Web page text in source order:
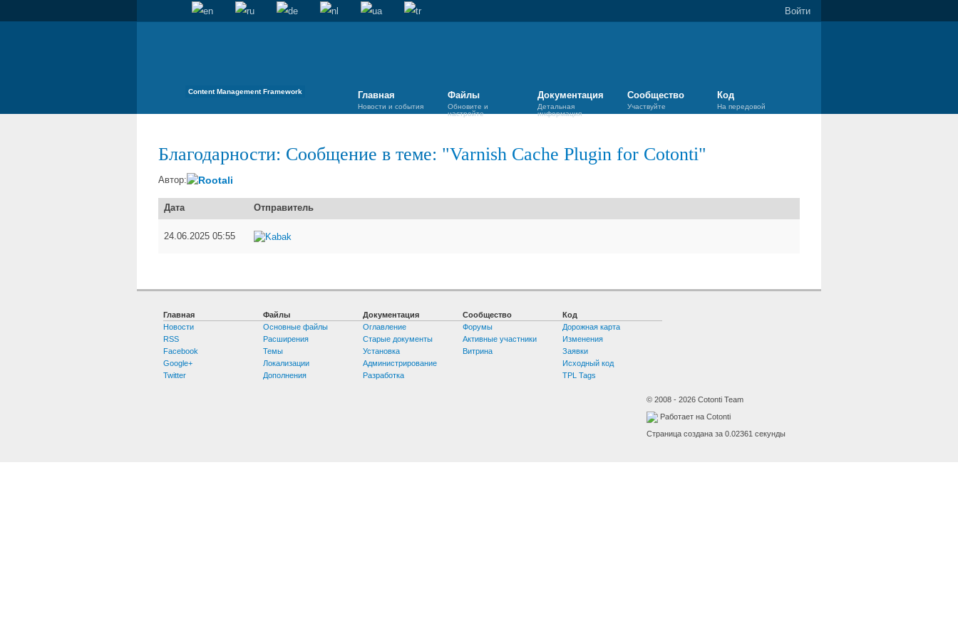
Войти
Content Management Framework Главная
Новости и события
Файлы
Обновите и
настройте
Документация
Детальная
информация
Сообщество
Участвуйте
Код
На передовой
Благодарности: Сообщение в теме: "Varnish Cache Plugin for Cotonti"
Автор: Rootali
Дата Отправитель
24.06.2025 05:55 Kabak
Главная
Новости
RSS
Facebook
Google+
Twitter
Файлы
Основные файлы
Расширения
Темы
Локализации
Дополнения
Документация
Оглавление
Старые документы
Установка
Администрирование
Разработка
Сообщество
Форумы
Активные участники
Витрина
Код
Дорожная карта
Изменения
Заявки
Исходный код
TPL Tags
© 2008 - 2026 Cotonti Team
Работает на Cotonti
Страница создана за 0.02361 секунды